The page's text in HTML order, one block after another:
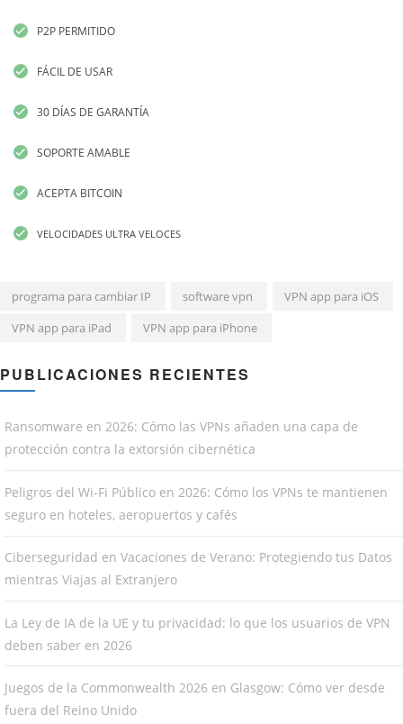
P2P PERMITIDO
FÁCIL DE USAR
30 DÍAS DE GARANTÍA
SOPORTE AMABLE
ACEPTA BITCOIN
VELOCIDADES ULTRA VELOCES
programa para cambiar IP software vpn
VPN app para iOS
VPN app para iPad
VPN app para iPhone
PUBLICACIONES RECIENTES
Ransomware en 2026: Cómo las VPNs añaden una capa de
protección contra la extorsión cibernética
Peligros del Wi-Fi Público en 2026: Cómo los VPNs te mantienen
seguro en hoteles, aeropuertos y cafés
Ciberseguridad en Vacaciones de Verano: Protegiendo tus Datos
mientras Viajas al Extranjero
La Ley de IA de la UE y tu privacidad: lo que los usuarios de VPN
deben saber en 2026
Juegos de la Commonwealth 2026 en Glasgow: Cómo ver desde
fuera del Reino Unido